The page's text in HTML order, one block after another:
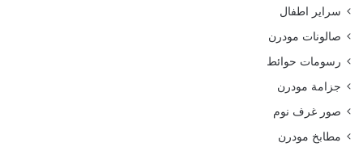
سراير اطفال
صالونات مودرن
رسومات حوائط
جزامة مودرن
صور غرف نوم
مطابخ مودرن